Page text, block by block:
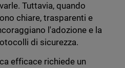
Tuttavia, quando
chiare, trasparenti e
l'adozione e la
di sicurezza.
efficace richiede un